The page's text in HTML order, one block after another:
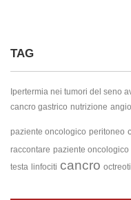
TAG
Ipertermia nei tumori del seno
cancro gastrico nutrizione
paziente oncologico peritoneo
raccontare paziente oncologico
testa linfociti cancro